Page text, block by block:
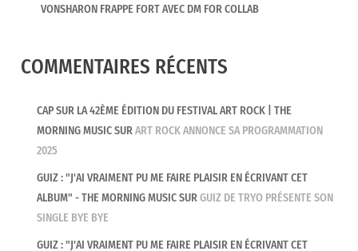
VONSHARON FRAPPE FORT AVEC DM FOR COLLAB
COMMENTAIRES RÉCENTS
CAP SUR LA 42ÈME ÉDITION DU FESTIVAL ART ROCK | THE
MORNING MUSICSURART ROCK ANNONCE SA PROGRAMMATION
2025
GUIZ : "J'AI VRAIMENT PU ME FAIRE PLAISIR EN ÉCRIVANT CET
ALBUM" - THE MORNING MUSICSURGUIZ DE TRYO PRÉSENTE SON
SINGLE BYE BYE
GUIZ : "J'AI VRAIMENT PU ME FAIRE PLAISIR EN ÉCRIVANT CET